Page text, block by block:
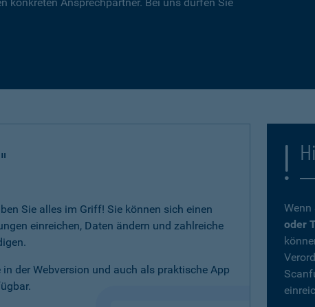
Sie alles im Griff! Sie können sich einen
einreichen, Daten ändern und zahlreiche
der Webversion und auch als praktische App
Wenn
oder